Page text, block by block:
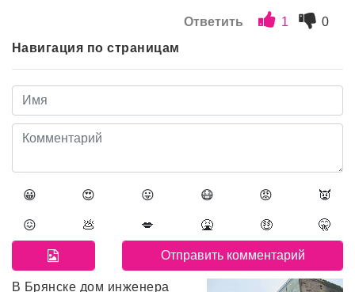
Ответить 1
0
Навигация по страницам
😀 😍 😛 😷 😡 👿
😖 💩 💋 🤮 🤑 🤫
В Брянске дом инженера